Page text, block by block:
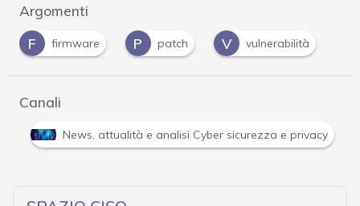
Argomenti
F
firmware P patch V vulnerabilità
Canali
e Malware: le ultime news in tempo reale e gli approfondimenti